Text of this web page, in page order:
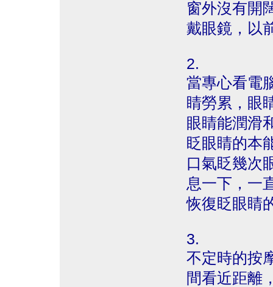
窗外沒有開
戴眼鏡，以
2.
當專心看電
睛勞累，眼
眼睛能潤滑
眨眼睛的本
口氣眨幾次
息一下，一
恢復眨眼睛
3.
不定時的按
間看近距離